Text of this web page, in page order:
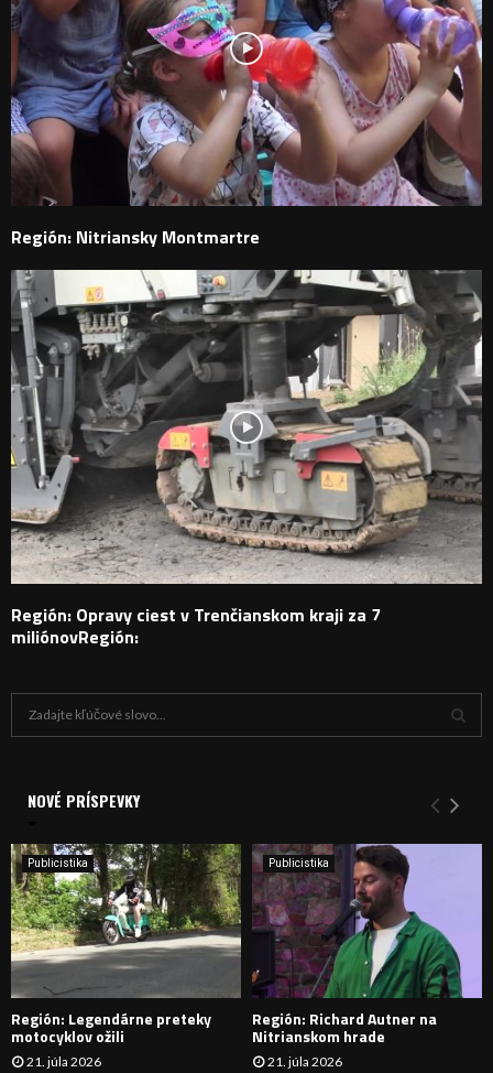
Región: Nitriansky Montmartre
Región: Opravy ciest v Trenčianskom kraji za 7
miliónovRegión:
i
e
:
Y
H
D
NOVÉ PRÍSPEVKY
Publicistika
Región: Legendárne preteky
motocyklov ožili
21. júla 2026
Publicistika
Región: Richard Autner na
Nitrianskom hrade
21. júla 2026